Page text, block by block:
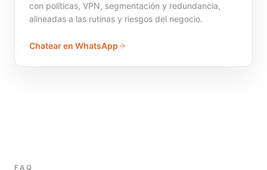
con políticas, VPN, segmentación y redundancia,
alineadas a las rutinas y riesgos del negocio.
Chatear en WhatsApp
FAQ